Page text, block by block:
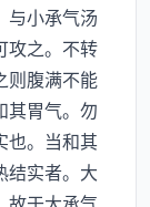
与小承气汤
攻之。不转
则腹满不能
其胃气。勿
也。当和其
结实者。大